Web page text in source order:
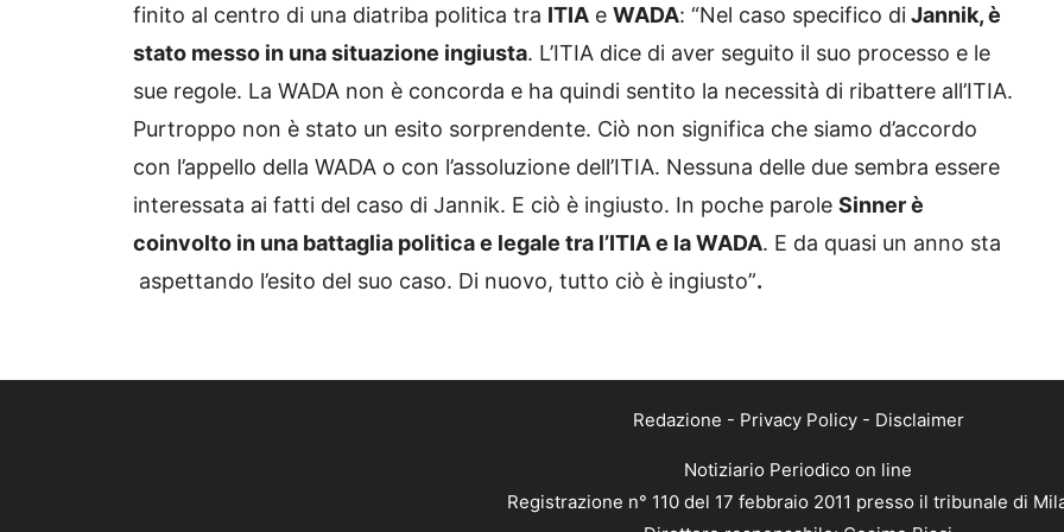
finito al centro di una diatriba politica tra ITIA e WADA: “Nel caso specifico diJannik, è
stato messo in una situazione ingiusta. L’ITIA dice di aver seguito il suo processo e le
sue regole. La WADA non è concorda e ha quindi sentito la necessità di ribattere all’ITIA.
Purtroppo non è stato un esito sorprendente. Ciò non significa che siamo d’accordo
con l’appello della WADA o con l’assoluzione dell’ITIA. Nessuna delle due sembra essere
interessata ai fatti del caso di Jannik. E ciò è ingiusto. In poche parole Sinner è
coinvolto in una battaglia politica e legale tra l’ITIA e la WADA. E da quasi un anno sta
aspettando l’esito del suo caso. Di nuovo, tutto ciò è ingiusto”.
Redazione - Privacy Policy- Disclaimer
Notiziario Periodico on line
Registrazione n° 110 del 17 febbraio 2011 presso il tribunale di